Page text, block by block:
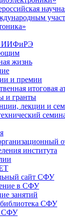
ИИФиРЭ
жизнь
и премии
итоговая
и гранты
лекции и
института
сайт СФУ
в СФУ
занятий
СФУ
СФУ